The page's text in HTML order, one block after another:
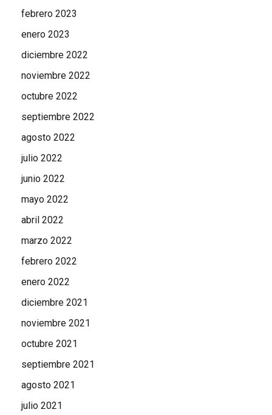
febrero 2023
enero 2023
diciembre 2022
noviembre 2022
octubre 2022
septiembre 2022
agosto 2022
julio 2022
junio 2022
mayo 2022
abril 2022
marzo 2022
febrero 2022
enero 2022
diciembre 2021
noviembre 2021
octubre 2021
septiembre 2021
agosto 2021
julio 2021